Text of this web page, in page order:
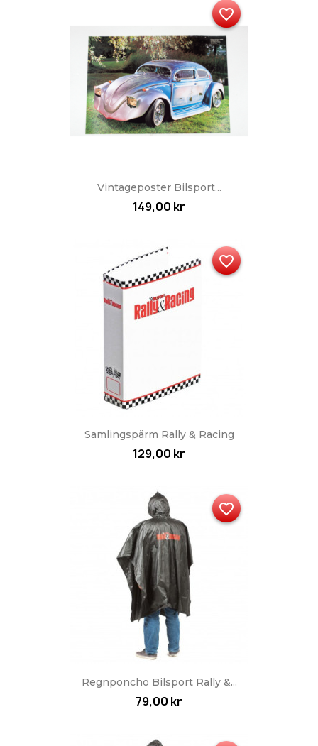
Vintageposter Bilsport...
149,00 kr
favorite_border
Samlingspärm Rally & Racing
129,00 kr
favorite_border
Regnponcho Bilsport Rally &...
79,00 kr
favorite_border